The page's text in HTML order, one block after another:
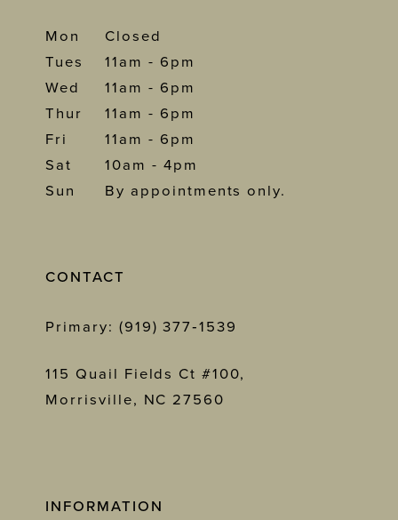
Mon
Closed
Tues
11am - 6pm
Wed
11am - 6pm
Thur
11am - 6pm
Fri
11am - 6pm
Sat
10am - 4pm
Sun
By appointments only.
CONTACT
Primary: (919) 377‑1539
115 Quail Fields Ct #100,
Morrisville, NC 27560
INFORMATION